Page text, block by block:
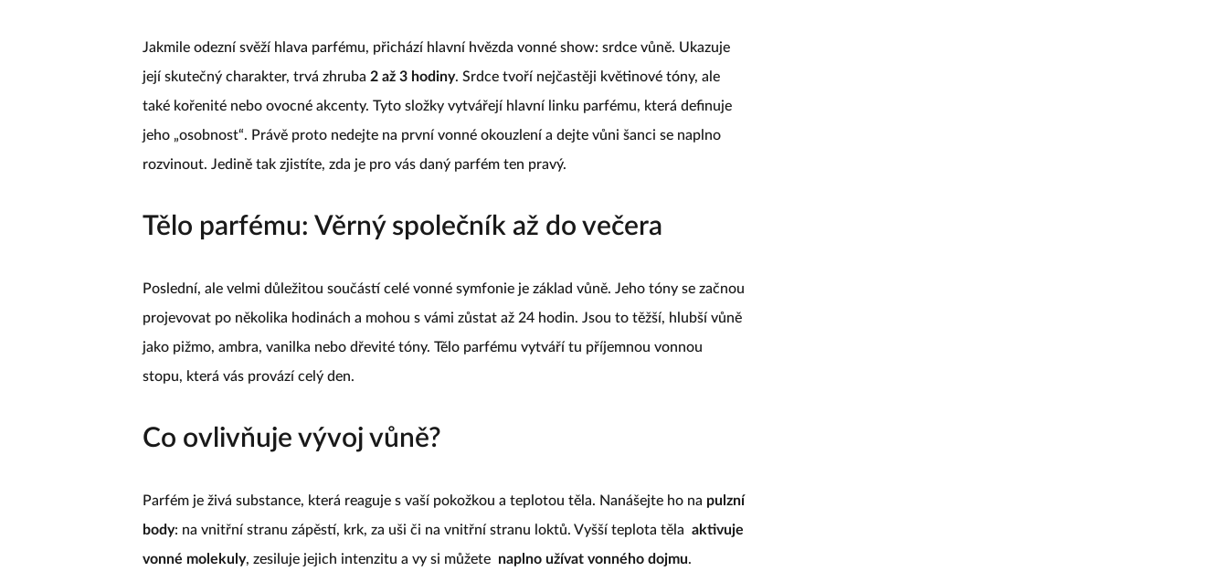
Jakmile odezní svěží hlava parfému, přichází hlavní hvězda vonné show: srdce vůně. Ukazuje
její skutečný charakter, trvá zhruba 2 až 3 hodiny. Srdce tvoří nejčastěji květinové tóny, ale
také kořenité nebo ovocné akcenty. Tyto složky vytvářejí hlavní linku parfému, která definuje
jeho „osobnost“. Právě proto nedejte na první vonné okouzlení a dejte vůni šanci se naplno
rozvinout. Jedině tak zjistíte, zda je pro vás daný parfém ten pravý.
Tělo parfému: Věrný společník až do večera
Poslední, ale velmi důležitou součástí celé vonné symfonie je základ vůně. Jeho tóny se začnou
projevovat po několika hodinách a mohou s vámi zůstat až 24 hodin. Jsou to těžší, hlubší vůně
jako pižmo, ambra, vanilka nebo dřevité tóny. Tělo parfému vytváří tu příjemnou vonnou
stopu, která vás provází celý den.
Co ovlivňuje vývoj vůně?
Parfém je živá substance, která reaguje s vaší pokožkou a teplotou těla. Nanášejte ho na pulzní
body: na vnitřní stranu zápěstí, krk, za uši či na vnitřní stranu loktů. Vyšší teplota těla aktivuje
vonné molekuly, zesiluje jejich intenzitu a vy si můžete naplno užívat vonného dojmu.